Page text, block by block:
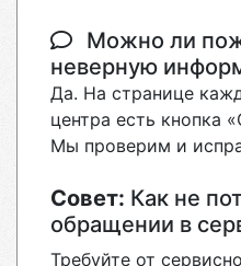
Можно ли
неверную
Да. На странице
центра есть кнопка
Мы проверим и
Совет: Как не
обращении в
Требуйте от